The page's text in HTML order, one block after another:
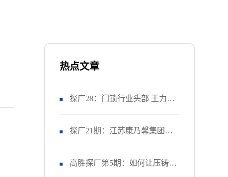
热点文章
探厂28：门锁行业头部 王力安
防 如何推进精益生产项目？
（上）
探厂21期：江苏康乃馨集团如
何让工厂的OEE提升28%？
高胜探厂第5期：如何让压铸上